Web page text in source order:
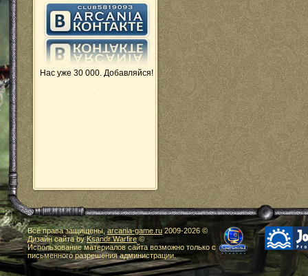
Нас уже 30 000. Добавляйся!
Все права защищены,arcania-game.ru2009-2026 ©
Дизайн сайта byKsandr Warfire©
Использование материалов сайта возможно только с
письменного разрешения администрации.